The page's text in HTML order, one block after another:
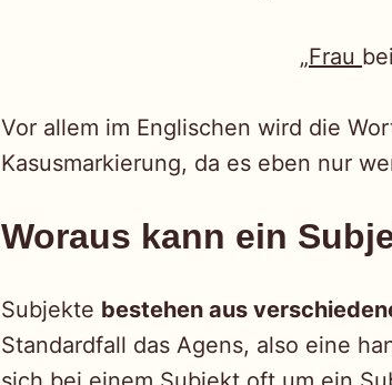
„Frau
Vor allem im Englischen wird die
Kasusmarkierung, da es eben nur
Woraus kann ein
Subjekte bestehen aus
Standardfall das Agens, also eine